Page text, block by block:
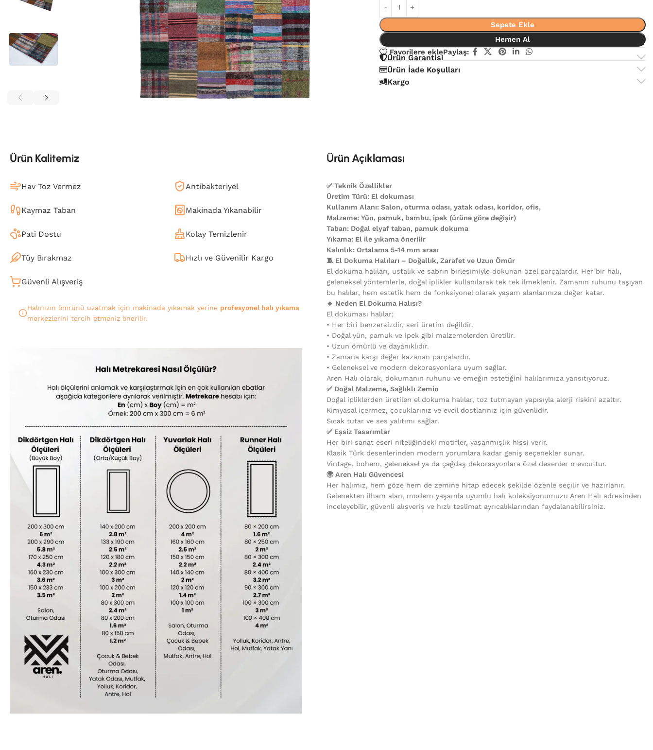
Sepete Ekle
Hemen Al
Favorilere eklePaylaş:
Ürün Garantisi
Ürün İade Koşulları
Kargo
Ürün Kalitemiz
Hav Toz Vermez Antibakteriyel
Kaymaz Taban Makinada Yıkanabilir
Pati Dostu Kolay Temizlenir
Tüy Bırakmaz Hızlı ve Güvenilir Kargo
Güvenli Alışveriş
Halınızın ömrünü uzatmak için makinada yıkamak yerine profesyonel halı yıkama
merkezlerini tercih etmeniz önerilir.
Ürün Açıklaması
✅ Teknik Özellikler
Üretim Türü: El dokuması
Kullanım Alanı: Salon, oturma odası, yatak odası, koridor, ofis,
Malzeme: Yün, pamuk, bambu, ipek (ürüne göre değişir)
Taban: Doğal elyaf taban, pamuk dokuma
Yıkama: El ile yıkama önerilir
Kalınlık: Ortalama 5-14 mm arası
🧵 El Dokuma Halıları – Doğallık, Zarafet ve Uzun Ömür
El dokuma halıları, ustalık ve sabrın birleşimiyle dokunan özel parçalardır. Her bir halı,
geleneksel yöntemlerle, doğal iplikler kullanılarak tek tek ilmeklenir. Zamanın ruhunu taşıyan
bu halılar, hem estetik hem de fonksiyonel olarak yaşam alanlarınıza değer katar.
🔹 Neden El Dokuma Halısı?
El dokuması halılar;
•⁠ ⁠Her biri benzersizdir, seri üretim değildir.
•⁠ ⁠Doğal yün, pamuk ve ipek gibi malzemelerden üretilir.
•⁠ ⁠Uzun ömürlü ve dayanıklıdır.
•⁠ ⁠Zamana karşı değer kazanan parçalardır.
•⁠ ⁠Geleneksel ve modern dekorasyonlara uyum sağlar.
Aren Halı olarak, dokumanın ruhunu ve emeğin estetiğini halılarımıza yansıtıyoruz.
✅ Doğal Malzeme, Sağlıklı Zemin
Doğal ipliklerden üretilen el dokuma halılar, toz tutmayan yapısıyla alerji riskini azaltır.
Kimyasal içermez, çocuklarınız ve evcil dostlarınız için güvenlidir.
Sıcak tutar ve ses yalıtımı sağlar.
✅ Eşsiz Tasarımlar
Her biri sanat eseri niteliğindeki motifler, yaşanmışlık hissi verir.
Klasik Türk desenlerinden modern yorumlara kadar geniş seçenekler sunar.
Vintage, bohem, geleneksel ya da çağdaş dekorasyonlara özel desenler mevcuttur.
🌍 Aren Halı Güvencesi
Her halımız, hem göze hem de zemine hitap edecek şekilde özenle seçilir ve hazırlanır.
Gelenekten ilham alan, modern yaşamla uyumlu halı koleksiyonumuzu Aren Halı adresinden
inceleyebilir, güvenli alışveriş ve hızlı teslimat ayrıcalıklarından faydalanabilirsiniz.